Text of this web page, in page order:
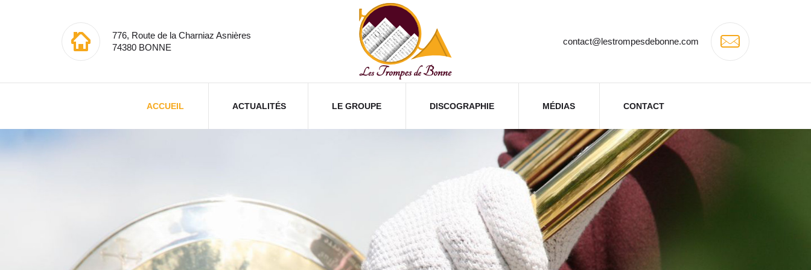
776, Route de la Charniaz Asnières
74380 BONNE
contact@lestrompesdebonne.com
ACCUEIL ACTUALITÉS LE GROUPE DISCOGRAPHIE MÉDIAS CONTACT